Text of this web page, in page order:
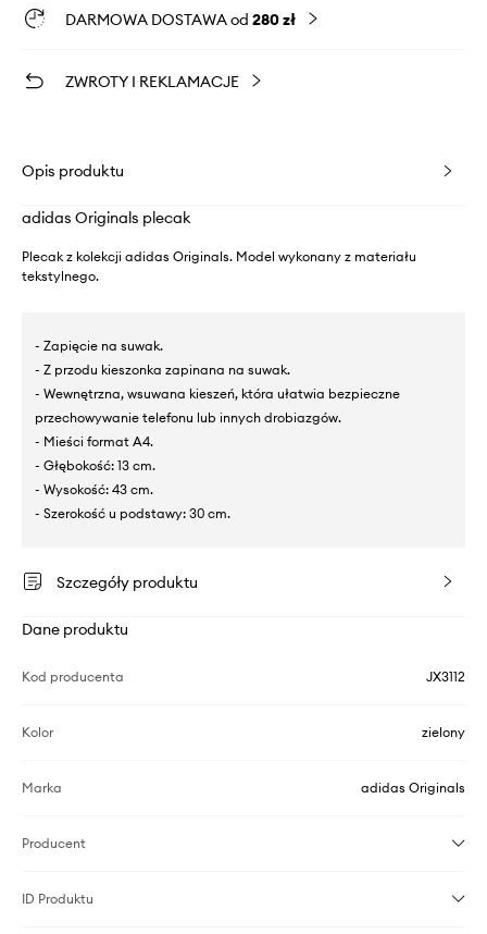
DARMOWA DOSTAWA od 280 zł
ZWROTY I REKLAMACJE
Opis produktu
adidas Originals plecak
Plecak z kolekcji adidas Originals. Model wykonany z materiału
tekstylnego.
- Zapięcie na suwak.
- Z przodu kieszonka zapinana na suwak.
- Wewnętrzna, wsuwana kieszeń, która ułatwia bezpieczne
przechowywanie telefonu lub innych drobiazgów.
- Mieści format A4.
- Głębokość: 13 cm.
- Wysokość: 43 cm.
- Szerokość u podstawy: 30 cm.
Szczegóły produktu
Dane produktu
Kod producenta JX3112
Kolor zielony
Marka adidas Originals
Producent
ID Produktu